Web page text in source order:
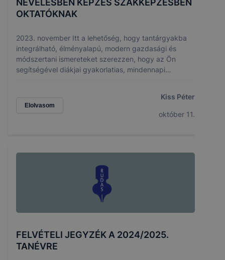
NEVELÉSBEN KÉPZÉS SZAKKÉPZÉSBEN
OKTATÓKNAK
2023. november Itt a lehetőség, hogy tantárgyakba
integrálható, élményalapú, modern gazdasági és
módszertani ismereteket szerezzen, hogy az Ön
segítségével diákjai gyakorlatias, mindennapi
Elolvasom
Kiss Péter
október 11.
FELVÉTELI JEGYZÉK A 2024/2025.
TANÉVRE